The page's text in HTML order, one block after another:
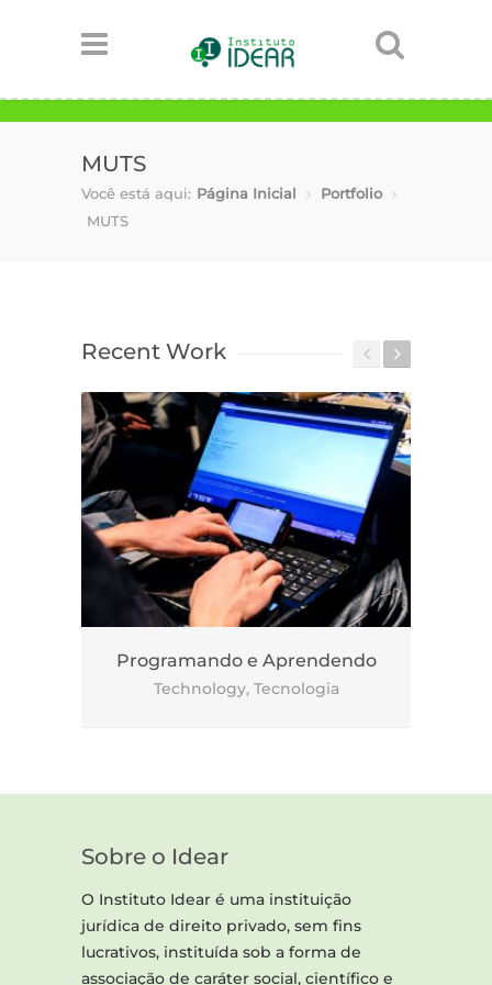
MUTS
Você está aqui: Página Inicial
Portfolio
MUTS
Recent Work
Programando e Aprendendo
Technology, Tecnologia
Sobre o Idear
O Instituto Idear é uma instituição
jurídica de direito privado, sem fins
lucrativos, instituída sob a forma de
associação de caráter social, científico e